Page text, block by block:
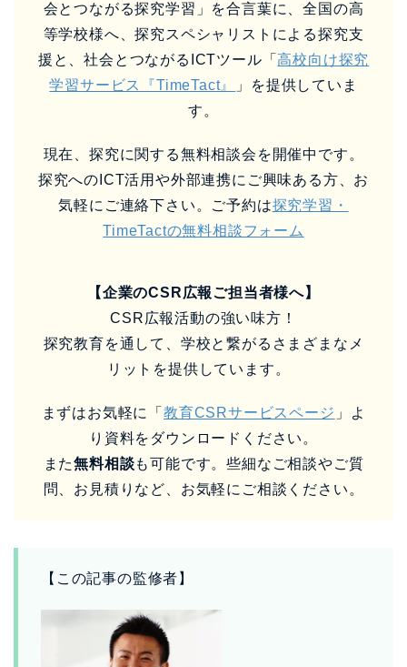
会とつながる探究学習」を合言葉に、全国の高
等学校様へ、探究スペシャリストによる探究支
援と、社会とつながるICTツール「高校向け探究
学習サービス『TimeTact』
」を提供していま
す。
現在、探究に関する無料相談会を開催中です。
探究へのICT活用や外部連携にご興味ある方、お
気軽にご連絡下さい。ご予約は探究学習・
TimeTactの無料相談フォーム
【企業のCSR広報ご担当者様へ】
CSR広報活動の強い味方！
探究教育を通して、学校と繋がるさまざまなメ
リットを提供しています。
まずはお気軽に「教育CSRサービスページ 」よ
り資料をダウンロードください。
また無料相談も可能です。些細なご相談やご質
問、お見積りなど、お気軽にご相談ください。
【この記事の監修者】